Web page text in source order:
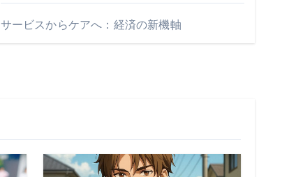
サービスからケアへ：経済の新機軸